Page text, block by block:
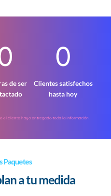
de ser
0
Clientes satisfechos
hasta hoy
el cliente haya entregado toda la información.
Paquetes
a tu medida